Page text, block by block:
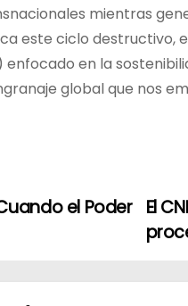
mientras
este ciclo
enfocado en la
global que nos
El
Cuando el Poder